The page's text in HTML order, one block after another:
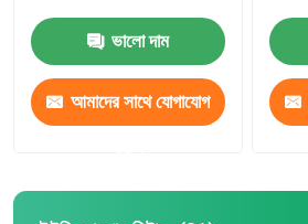
ভালো দাম
আমাদের সাথে যোগাযোগ